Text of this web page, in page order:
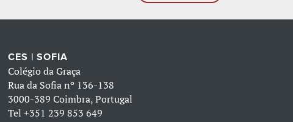
CES | SOFIA
Colégio da Graça
Rua da Sofia nº 136-138
3000-389 Coimbra, Portugal
Tel +351 239 853 649